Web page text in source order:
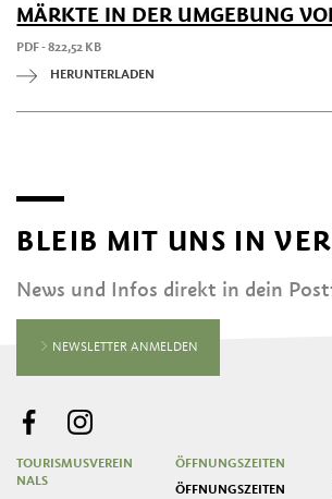
MÄRKTE IN DER UMGEBUNG
PDF - 822,52 KB
HERUNTERLADEN
BLEIB MIT UNS IN
News und Infos direkt in dein
NEWSLETTER ANMELDEN
TOURISMUSVEREIN
NALS
ÖFFNUNGSZEITEN
ÖFFNUNGSZEITEN